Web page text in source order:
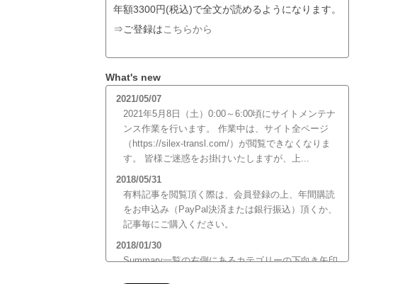
年額3300円(税込)で全文が読めるようになります。
⇒ご登録は こちらから
What's new
2021/05/07
2021年5月8日（土）0:00～6:00頃にサイトメンテナ
ンス作業を行います。 作業中は、サイト全ページ
（https://silex-transl.com/）が閲覧できなくなりま
す。 皆様ご迷惑をお掛けいたしますが、上...
2018/05/31
有料記事を閲覧頂く際は、会員登録の上、年間購読
をお申込み（PayPal決済または銀行振込）頂くか、
記事毎にご購入ください。
2018/01/30
Summary一覧の右側にあるカテゴリーの下向き矢印